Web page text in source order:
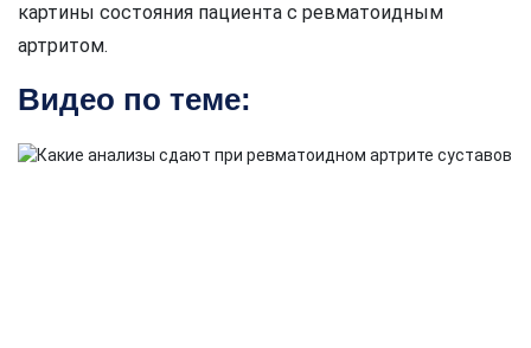
картины состояния пациента с ревматоидным
артритом.
Видео по теме: